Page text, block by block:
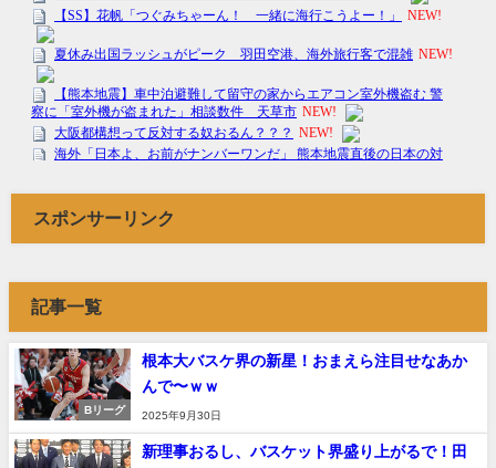
スポンサーリンク
記事一覧
Bリーグ
根本大バスケ界の新星！おまえら注目せなあか
んで〜ｗｗ
2025年9月30日
新理事おるし、バスケット界盛り上がるで！田